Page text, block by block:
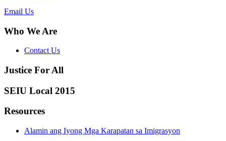
Email Us
Who We Are
Contact Us
Justice For All
SEIU Local 2015
Resources
Alamin ang Iyong Mga Karapatan sa Imigrasyon